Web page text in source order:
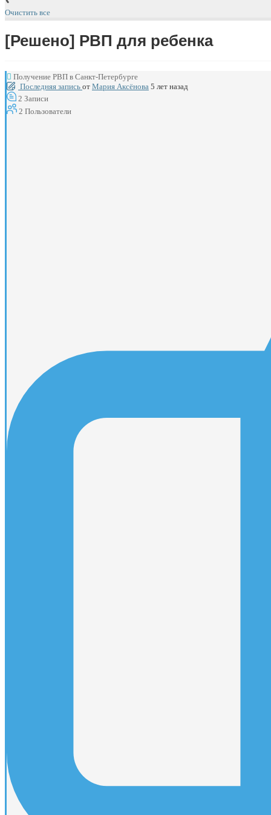
Очистить все
[Решено] РВП для ребенка
Получение РВП в Санкт-Петербурге
Последняя запись от Мария Аксёнова 5 лет назад
2 Записи
2 Пользователи